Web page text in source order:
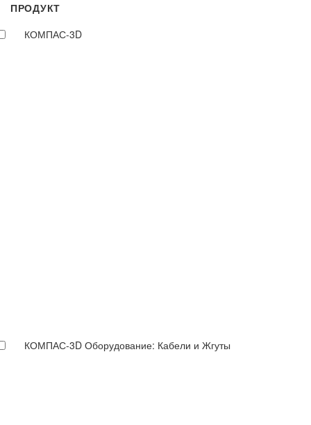
ПРОДУКТ
КОМПАС-3D
КОМПАС-3D Оборудование: Кабели и Жгуты